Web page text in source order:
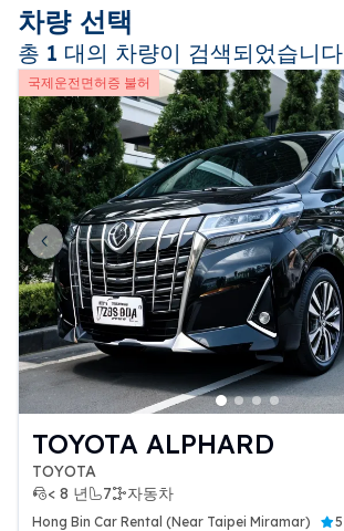
차량 선택
총 1 대의 차량이 검색되었습니다
국제운전면허증 불허
Previous slide
TOYOTA ALPHARD
TOYOTA
< 8 년
7 자동차
보험 5종 포함
Hong Bin Car Rental (Near Taipei Miramar) 5